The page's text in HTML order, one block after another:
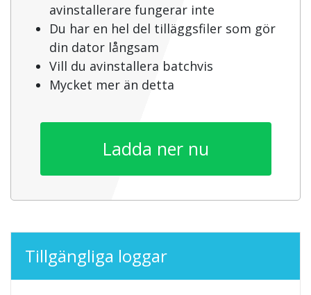
avinstallerare fungerar inte
Du har en hel del tilläggsfiler som gör
din dator långsam
Vill du avinstallera batchvis
Mycket mer än detta
Ladda ner nu
Tillgängliga loggar